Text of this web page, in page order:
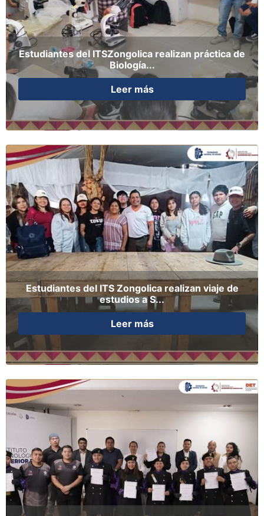
Estudiantes del ITSZongolica realizan práctica de
Biología...
Leer más
Estudiantes del ITS Zongolica realizan viaje de
estudios a S...
Leer más